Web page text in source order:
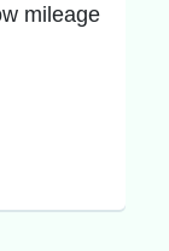
mileage